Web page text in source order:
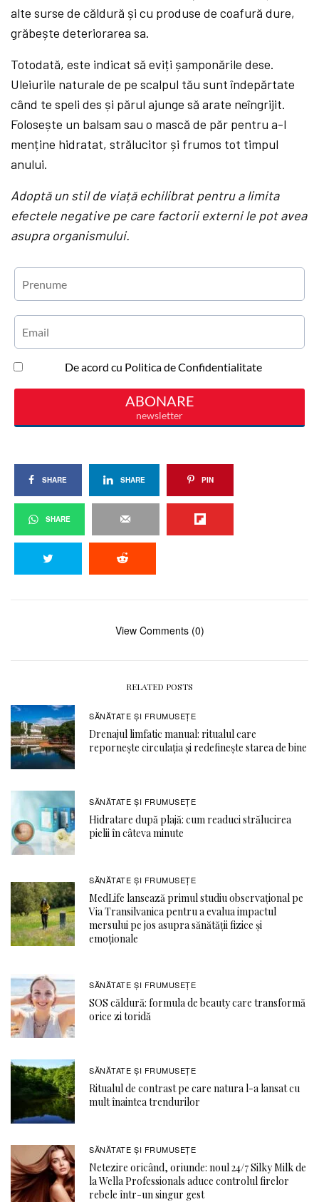
alte surse de căldură și cu produse de coafură dure,
grăbește deteriorarea sa.
Totodată, este indicat să eviți șamponările dese.
Uleiurile naturale de pe scalpul tău sunt îndepărtate
când te speli des și părul ajunge să arate neîngrijit.
Folosește un balsam sau o mască de păr pentru a-l
menține hidratat, strălucitor și frumos tot timpul
anului.
Adoptă un stil de viață echilibrat pentru a limita
efectele negative pe care factorii externi le pot avea
asupra organismului.
SHARE SHARE PIN
SHARE
View Comments (0)
RELATED POSTS
SĂNĂTATE ŞI FRUMUSEȚE
Drenajul limfatic manual: ritualul care
repornește circulația și redefinește starea de bine
SĂNĂTATE ŞI FRUMUSEȚE
Hidratare după plajă: cum readuci strălucirea
pielii în câteva minute
SĂNĂTATE ŞI FRUMUSEȚE
MedLife lansează primul studiu observațional pe
Via Transilvanica pentru a evalua impactul
mersului pe jos asupra sănătății fizice și
emoționale
SĂNĂTATE ŞI FRUMUSEȚE
SOS căldură: formula de beauty care transformă
orice zi toridă
SĂNĂTATE ŞI FRUMUSEȚE
Ritualul de contrast pe care natura l-a lansat cu
mult înaintea trendurilor
SĂNĂTATE ŞI FRUMUSEȚE
Netezire oricând, oriunde: noul 24/7 Silky Milk de
la Wella Professionals aduce controlul firelor
rebele într-un singur gest